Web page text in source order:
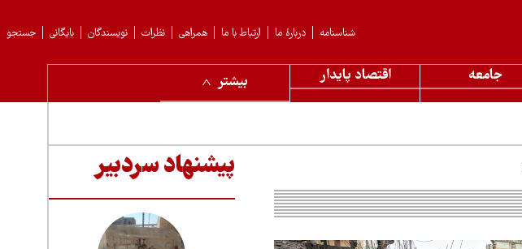
جستجو بایگانی نویسندگان نظرات همراهی ارتباط با ما دربارهٔ ما شناسنامه
جامعه اقتصاد پایدار
بیشتر
پیشنهاد سردبیر